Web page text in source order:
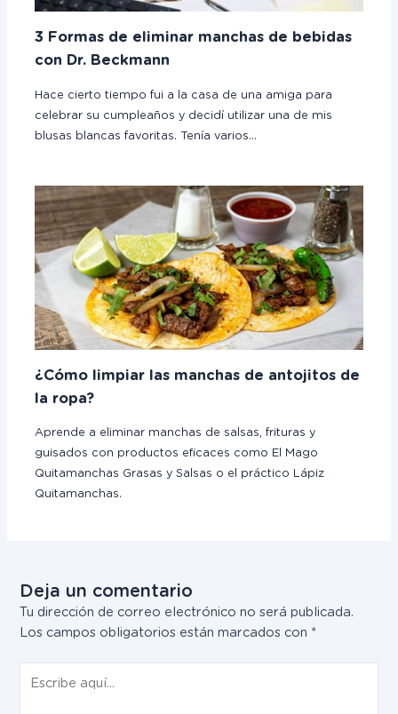
3 Formas de eliminar manchas de bebidas
con Dr. Beckmann
Hace cierto tiempo fui a la casa de una amiga para
celebrar su cumpleaños y decidí utilizar una de mis
blusas blancas favoritas. Tenía varios…
¿Cómo limpiar las manchas de antojitos de
la ropa?
Aprende a eliminar manchas de salsas, frituras y
guisados con productos eficaces como El Mago
Quitamanchas Grasas y Salsas o el práctico Lápiz
Quitamanchas.
Deja un comentario
Tu dirección de correo electrónico no será publicada.
Los campos obligatorios están marcados con *
aquí...